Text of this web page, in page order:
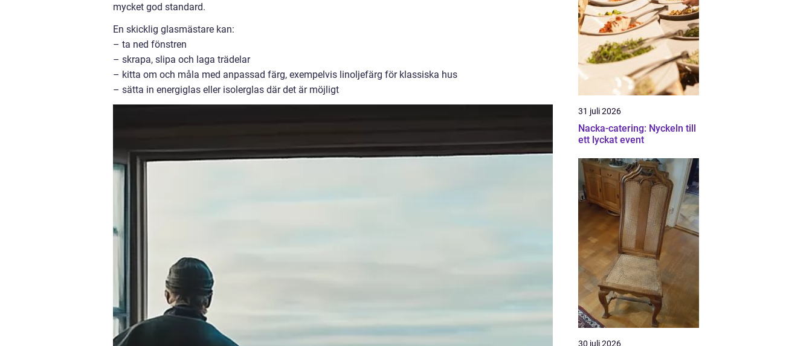
mycket god standard.
En skicklig glasmästare kan:
– ta ned fönstren
– skrapa, slipa och laga trädelar
– kitta om och måla med anpassad färg, exempelvis linoljefärg för klassiska hus
– sätta in energiglas eller isolerglas där det är möjligt
31 juli 2026
Nacka-catering: Nyckeln till
ett lyckat event
30 juli 2026